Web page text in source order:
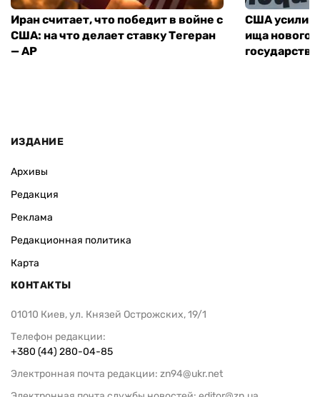
Иран считает, что победит в войне с
США: на что делает ставку Тегеран
— AP
США
ища нового
ИЗДАНИЕ
Архивы
Редакция
Реклама
Редакционная политика
Карта
КОНТАКТЫ
01010 Киев, ул. Князей Острожских, 19/1
Телефон редакции:
+380 (44) 280-04-85
Электронная почта редакции: zn94@ukr.net